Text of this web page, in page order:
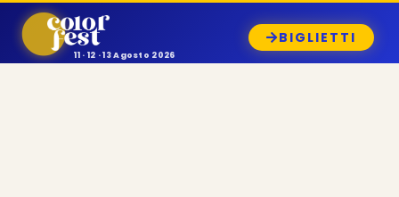
11 · 12 · 13 Agosto 2026
BIGLIETTI
Prenota lo stand
Come arrivare